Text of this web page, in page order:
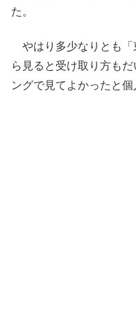
た。
やはり多少なりとも「
ら見ると受け取り方も
ングで見てよかったと個